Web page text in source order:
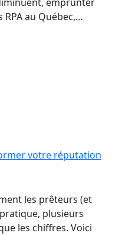
RPA au Québec,…
votre réputation
les prêteurs (et
plusieurs
les chiffres. Voici